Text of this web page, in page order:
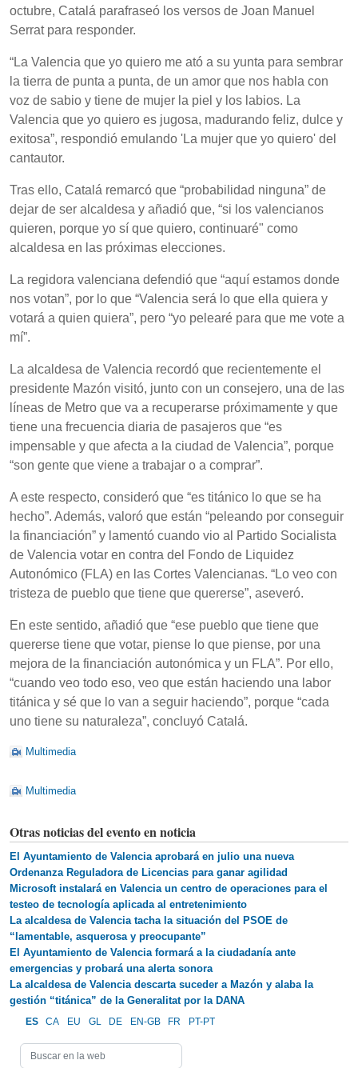
octubre, Catalá parafraseó los versos de Joan Manuel
Serrat para responder.
“La Valencia que yo quiero me ató a su yunta para sembrar
la tierra de punta a punta, de un amor que nos habla con
voz de sabio y tiene de mujer la piel y los labios. La
Valencia que yo quiero es jugosa, madurando feliz, dulce y
exitosa”, respondió emulando 'La mujer que yo quiero' del
cantautor.
Tras ello, Catalá remarcó que “probabilidad ninguna” de
dejar de ser alcaldesa y añadió que, “si los valencianos
quieren, porque yo sí que quiero, continuaré" como
alcaldesa en las próximas elecciones.
La regidora valenciana defendió que “aquí estamos donde
nos votan”, por lo que “Valencia será lo que ella quiera y
votará a quien quiera”, pero “yo pelearé para que me vote a
mí”.
La alcaldesa de Valencia recordó que recientemente el
presidente Mazón visitó, junto con un consejero, una de las
líneas de Metro que va a recuperarse próximamente y que
tiene una frecuencia diaria de pasajeros que “es
impensable y que afecta a la ciudad de Valencia”, porque
“son gente que viene a trabajar o a comprar”.
A este respecto, consideró que “es titánico lo que se ha
hecho”. Además, valoró que están “peleando por conseguir
la financiación” y lamentó cuando vio al Partido Socialista
de Valencia votar en contra del Fondo de Liquidez
Autonómico (FLA) en las Cortes Valencianas. “Lo veo con
tristeza de pueblo que tiene que quererse”, aseveró.
En este sentido, añadió que “ese pueblo que tiene que
quererse tiene que votar, piense lo que piense, por una
mejora de la financiación autonómica y un FLA”. Por ello,
“cuando veo todo eso, veo que están haciendo una labor
titánica y sé que lo van a seguir haciendo”, porque “cada
uno tiene su naturaleza”, concluyó Catalá.
Multimedia
Multimedia
Otras noticias del evento en noticia
El Ayuntamiento de Valencia aprobará en julio una nueva
Ordenanza Reguladora de Licencias para ganar agilidad
Microsoft instalará en Valencia un centro de operaciones para el
testeo de tecnología aplicada al entretenimiento
La alcaldesa de Valencia tacha la situación del PSOE de
“lamentable, asquerosa y preocupante”
El Ayuntamiento de Valencia formará a la ciudadanía ante
emergencias y probará una alerta sonora
La alcaldesa de Valencia descarta suceder a Mazón y alaba la
gestión “titánica” de la Generalitat por la DANA
ES CA EU GL DE EN-GB FR PT-PT